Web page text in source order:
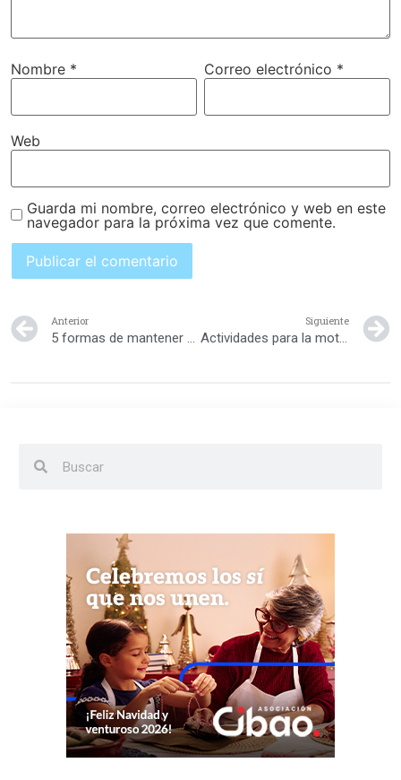
Nombre * Correo electrónico *
Web
Guarda mi nombre, correo electrónico y web en este
navegador para la próxima vez que comente.
Anterior
5 formas de mantener a tu hijo en movimiento
Siguiente
Actividades para la motricidad fina